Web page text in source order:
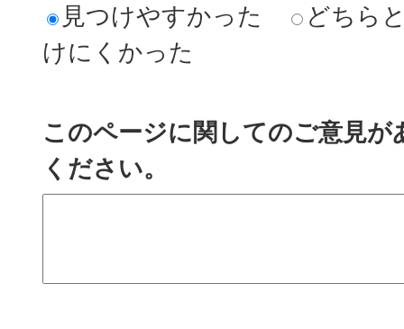
見つけやすかった
どちら
けにくかった
このページに関してのご意見
ください。